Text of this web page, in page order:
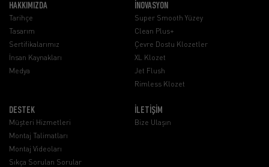
HAKKIMIZDA
Tarihçe
Tasarım
Sertifikalarımız
İnsan Kaynakları
Medya
İNOVASYON
Super Smooth Yüzey
Clean Plus+
Çevre Dostu Klozetler
XL Klozet
Jet Flush
Rimless Klozet
DESTEK
Müşteri Hizmetleri
Montaj Talimatları
Montaj Videoları
Sıkça Sorulan Sorular
İLETİŞİM
Bize Ulaşın